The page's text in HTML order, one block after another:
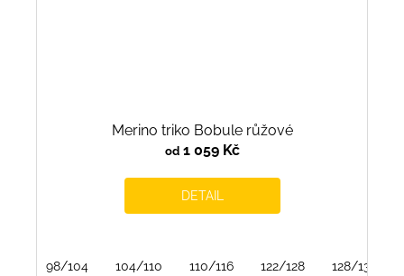
Merino triko Bobule růžové
od1 059 Kč
DETAIL
98/104 104/110 110/116 122/128 128/134